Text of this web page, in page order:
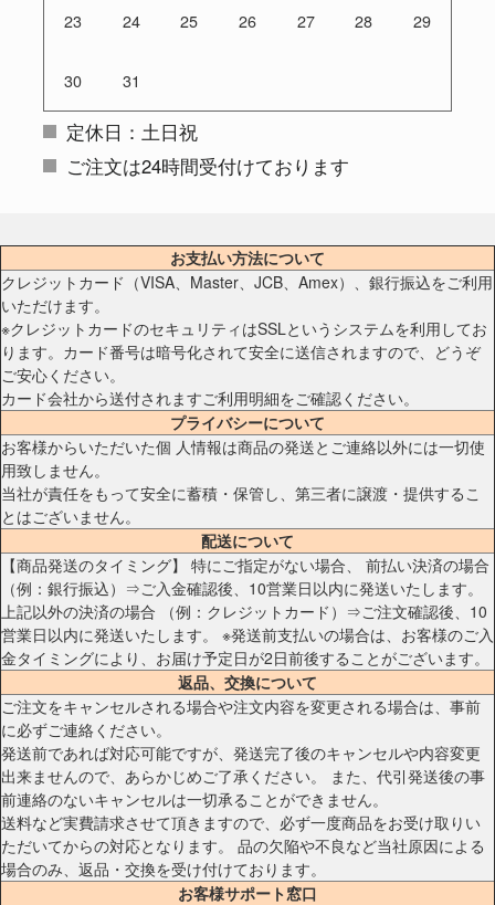
23 24 25 26 27 28 29
30 31
定休日：土日祝
ご注文は24時間受付けております
お支払い方法について
クレジットカード（VISA、Master、JCB、Amex）、銀行振込をご利用
いただけます。
※クレジットカードのセキュリティはSSLというシステムを利用してお
ります。カード番号は暗号化されて安全に送信されますので、どうぞ
ご安心ください。
カード会社から送付されますご利用明細をご確認ください。
プライバシーについて
お客様からいただいた個 人情報は商品の発送とご連絡以外には一切使
用致しません。
当社が責任をもって安全に蓄積・保管し、第三者に譲渡・提供するこ
とはございません。
配送について
【商品発送のタイミング】 特にご指定がない場合、 前払い決済の場合
（例：銀行振込）⇒ご入金確認後、10営業日以内に発送いたします。
上記以外の決済の場合 （例：クレジットカード）⇒ご注文確認後、10
営業日以内に発送いたします。 ※発送前支払いの場合は、お客様のご入
金タイミングにより、お届け予定日が2日前後することがございます。
返品、交換について
ご注文をキャンセルされる場合や注文内容を変更される場合は、事前
に必ずご連絡ください。
発送前であれば対応可能ですが、発送完了後のキャンセルや内容変更
出来ませんので、あらかじめご了承ください。 また、代引発送後の事
前連絡のないキャンセルは一切承ることができません。
送料など実費請求させて頂きますので、必ず一度商品をお受け取りい
ただいてからの対応となります。 品の欠陥や不良など当社原因による
場合のみ、返品・交換を受け付けております。
お客様サポート窓口